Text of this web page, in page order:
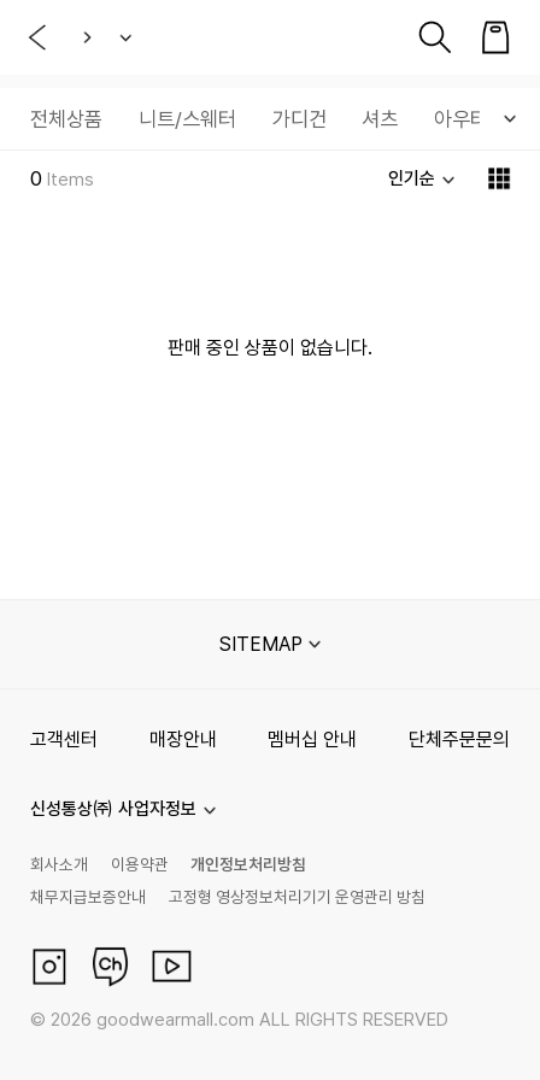
전체상품 니트/스웨터 가디건 셔츠 아우터
0 Items 인기순
판매 중인 상품이 없습니다.
SITEMAP
고객센터 매장안내 멤버십 안내 단체주문문의
신성통상㈜ 사업자정보
회사소개 이용약관
개인정보처리방침
채무지급보증안내
고정형 영상정보처리기기 운영관리 방침
© 2026 goodwearmall.com ALL RIGHTS RESERVED